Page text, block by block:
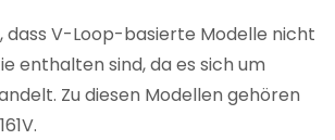
V-Loop-basierte Modelle nicht
enthalten sind, da es sich um
Zu diesen Modellen gehören